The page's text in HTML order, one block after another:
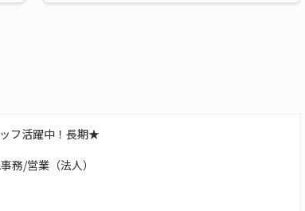
フ活躍中！長期★
務/営業（法人）